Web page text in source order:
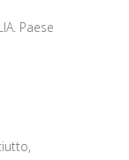
Paese